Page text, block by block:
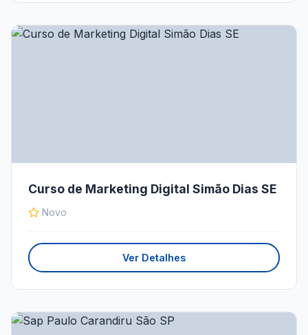
Curso de Marketing Digital Simão Dias SE
Novo
Ver Detalhes